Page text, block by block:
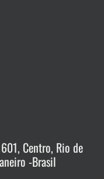
Centro, Rio de
-Brasil